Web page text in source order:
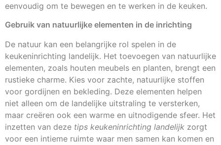
eenvoudig om te bewegen en te werken in de keuken.
Gebruik van natuurlijke elementen in de inrichting
De natuur kan een belangrijke rol spelen in de
keukeninrichting landelijk. Het toevoegen van natuurlijke
elementen, zoals houten meubels en planten, brengt een
rustieke charme. Kies voor zachte, natuurlijke stoffen
voor gordijnen en bekleding. Deze elementen helpen
niet alleen om de landelijke uitstraling te versterken,
maar creëren ook een warme en uitnodigende sfeer. Het
inzetten van deze tips keukeninrichting landelijk zorgt
voor een intieme ruimte waar men samen kan komen en